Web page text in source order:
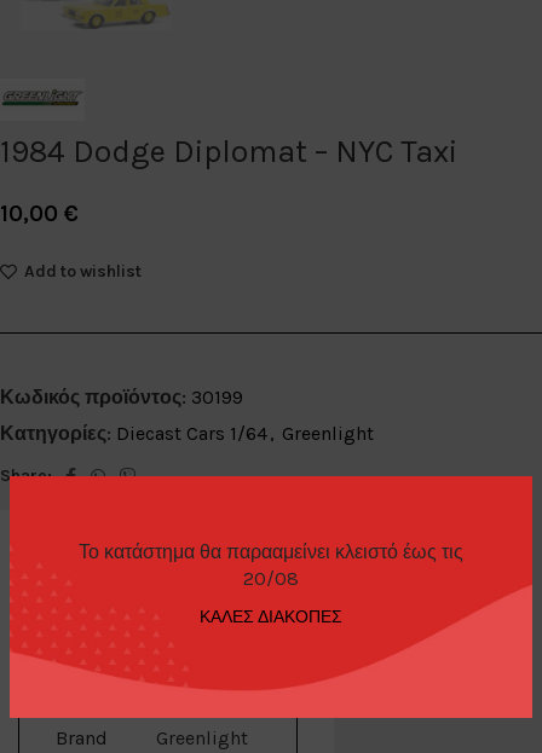
Το κατάστημα θα παρααμείνει κλειστό έως τις
20/08
ΚΑΛΕΣ ΔΙΑΚΟΠΕΣ
1984 Dodge Diplomat – NYC Taxi
10,00 €
Add to wishlist
Κωδικός προϊόντος: 30199
Κατηγορίες: Diecast Cars 1/64, Greenlight
Share:
ΕΠΙΠΛΈΟΝ ΠΛΗΡΟΦΟΡΊΕΣ
Brand Greenlight